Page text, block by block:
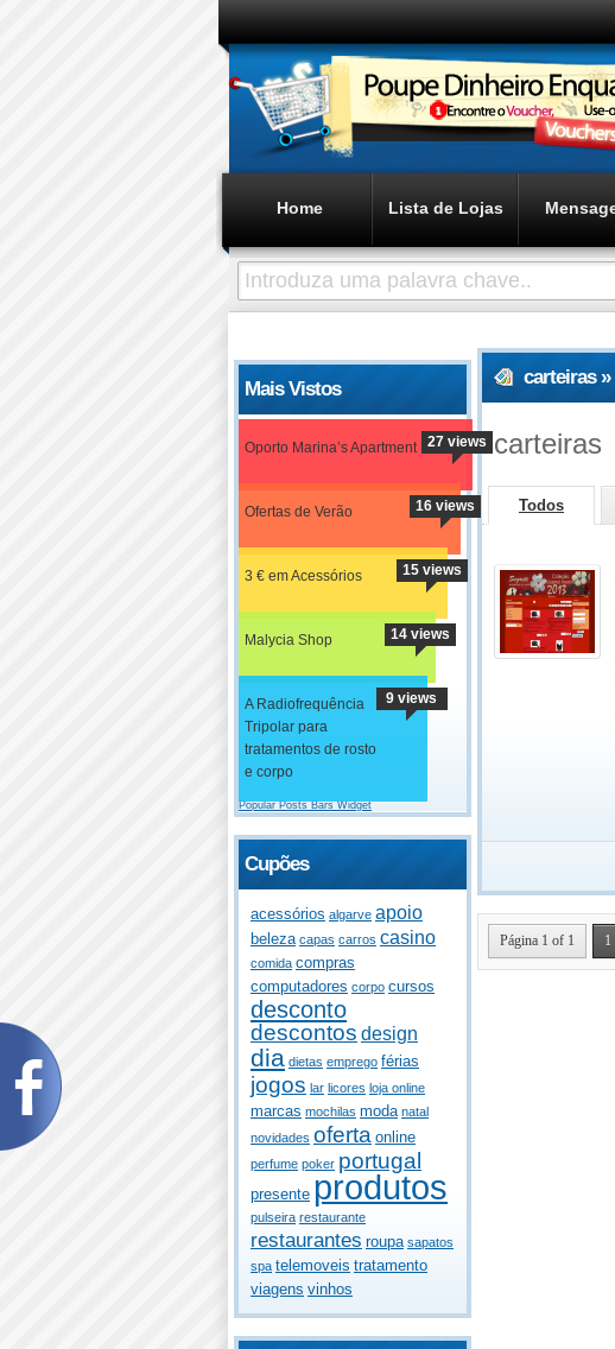
Home Lista de Lojas
Mais Vistos
Oporto Marina’s Apartment 27 views
Ofertas de Verão 16 views
3 € em Acessórios 15 views
Malycia Shop 14 views
A Radiofrequência
Tripolar para
tratamentos de rosto
e corpo
9 views
Popular Posts Bars Widget
Cupões
acessórios algarve apoio
beleza capas carros casino
comida compras
computadores corpo cursos
desconto
descontos design
dia dietas emprego férias
jogos lar licores loja online
marcas mochilas moda natal
novidades oferta online
perfume poker portugal
presente produtos
pulseira restaurante
restaurantes roupa sapatos
spa telemoveis tratamento
viagens vinhos
carteiras
carteiras
Todos
Página 1 of 1 1